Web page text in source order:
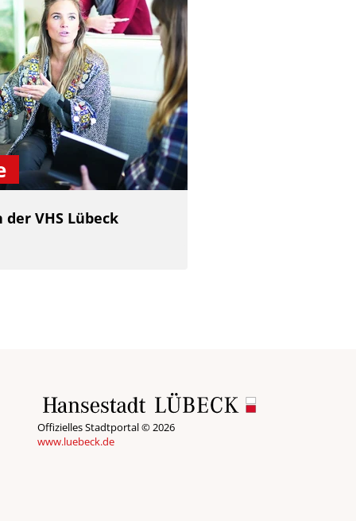
VHS Lübeck
Offizielles Stadtportal © 2026
www.luebeck.de